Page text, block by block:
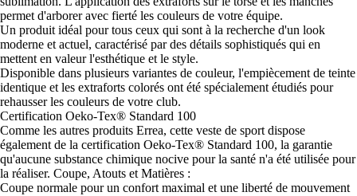
permet d'arborer avec fierté les couleurs de votre équipe.
Un produit idéal pour tous ceux qui sont à la recherche d'un look
moderne et actuel, caractérisé par des détails sophistiqués qui en
mettent en valeur l'esthétique et le style.
Disponible dans plusieurs variantes de couleur, l'empiècement de teinte
identique et les extraforts colorés ont été spécialement étudiés pour
rehausser les couleurs de votre club.
Certification Oeko-Tex® Standard 100
Comme les autres produits Errea, cette veste de sport dispose
également de la certification Oeko-Tex® Standard 100, la garantie
qu'aucune substance chimique nocive pour la santé n'a été utilisée pour
la réaliser. Coupe, Atouts et Matières :
Coupe normale pour un confort maximal et une liberté de mouvement